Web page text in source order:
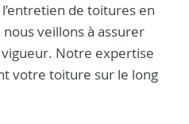
de toitures en
veillons à assurer
Notre expertise
votre toiture sur le long